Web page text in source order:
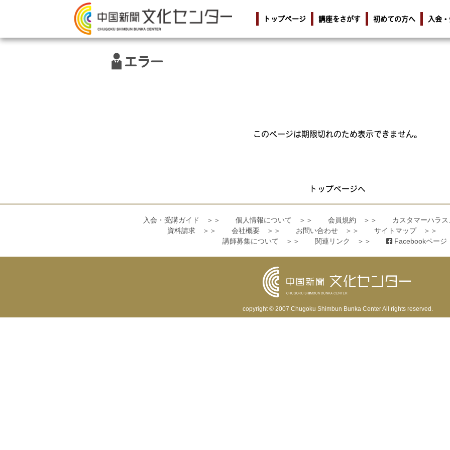
トップページ 講座をさがす 初めての方へ 入会
エラー
このページは期限切れのため表示できません。
トップページへ
入会・受講ガイド ＞＞ 個人情報について ＞＞ 会員規約 ＞＞
カスタマーハラ
資料請求 ＞＞
会社概要 ＞＞ お問い合わせ ＞＞ サイトマップ ＞＞
講師募集について ＞＞
関連リンク ＞＞ Facebookペー
copyright © 2007 Chugoku Shimbun Bunka CenterAll rights reserved.